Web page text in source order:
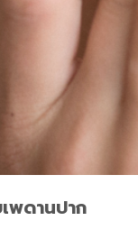
เพดานปาก